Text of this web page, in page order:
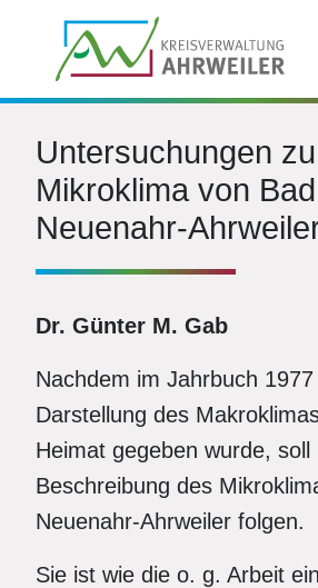
Untersuchungen
Mikroklima von Bad
Neuenahr-
Dr. Günter M. Gab
Nachdem im Jahrbuch
Darstellung des
Heimat gegeben wurde,
Beschreibung des
Neuenahr-Ahrweiler folgen.
Sie ist wie die o. g. Arbeit